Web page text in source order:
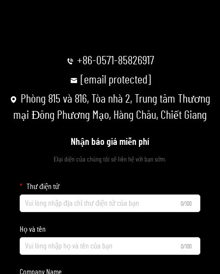
+86-0571-85826917
[email protected]
Phòng 815 và 816, Tòa nhà 2, Trung tâm Thương
mại Đông Phương Mạo, Hàng Châu, Chiết Giang
Nhận báo giá miễn phí
Đại diện của chúng tôi sẽ liên hệ với bạn sớm.
Thư điện tử
0/100
Họ và tên
0/100
Company Name